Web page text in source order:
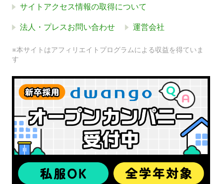
サイトアクセス情報の取得について
法人・プレスお問い合わせ 運営会社
※本サイトはアフィリエイトプログラムによる収益を得ていま
す